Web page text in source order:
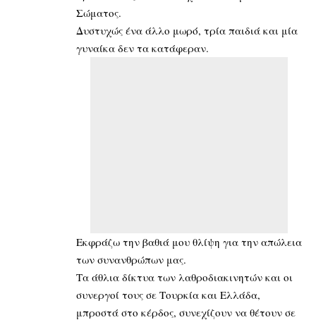
Σώματος.
Δυστυχώς ένα άλλο μωρό, τρία παιδιά και μία
γυναίκα δεν τα κατάφεραν.
Εκφράζω την βαθιά μου θλίψη για την απώλεια
των συνανθρώπων μας.
Τα άθλια δίκτυα των λαθροδιακινητών και οι
συνεργοί τους σε Τουρκία και Ελλάδα,
μπροστά στο κέρδος, συνεχίζουν να θέτουν σε